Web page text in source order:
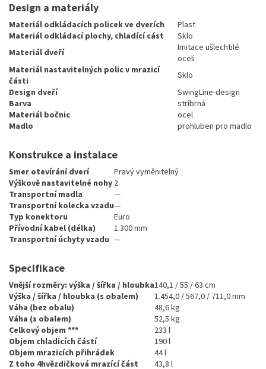
Design a materiály
Materiál odkládacích policek ve dverích
Plast
Materiál odkládací plochy, chladící cást
Sklo
Materiál dveří
Imitace ušlechtilé
oceli
Materiál nastavitelných polic v mrazicí
části
Sklo
Design dveří
SwingLine-design
Barva
stríbrná
Materiál bočnic
ocel
Madlo
prohluben pro madlo
Konstrukce a instalace
Smer otevírání dverí
Pravý vyměnitelný
Výškově nastavitelné nohy 2
Transportní madla
—
Transportní kolecka vzadu—
Typ konektoru
Euro
Přívodní kabel (délka)
1.300 mm
Transportní úchyty vzadu —
Specifikace
Vnější rozměry: výška / šířka / hloubka140,1 / 55 / 63 cm
Výška / šířka / hloubka (s obalem)
1.454,0 / 567,0 / 711,0 mm
Váha (bez obalu)
48,6 kg
Váha (s obalem)
52,5 kg
Celkový objem ***
233 l
Objem chladicích částí
190 l
Objem mrazicích přihrádek
44 l
Z toho 4hvězdičková mrazící část
43,8 l